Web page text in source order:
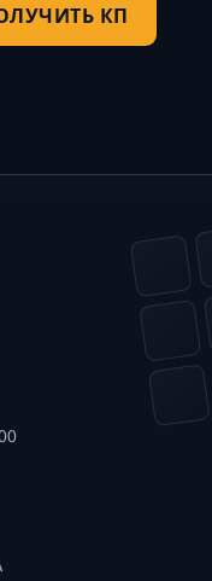
КП